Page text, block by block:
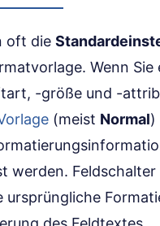
oft die
Wenn Sie
-größe und -
(meist Normal)
werden. Feldschalter
ursprüngliche